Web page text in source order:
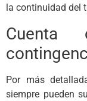
la continuidad del
Por más
siempre pueden